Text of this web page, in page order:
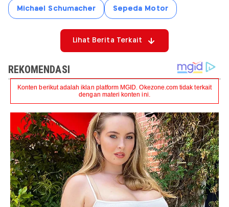
Michael Schumacher Sepeda Motor
Lihat Berita Terkait